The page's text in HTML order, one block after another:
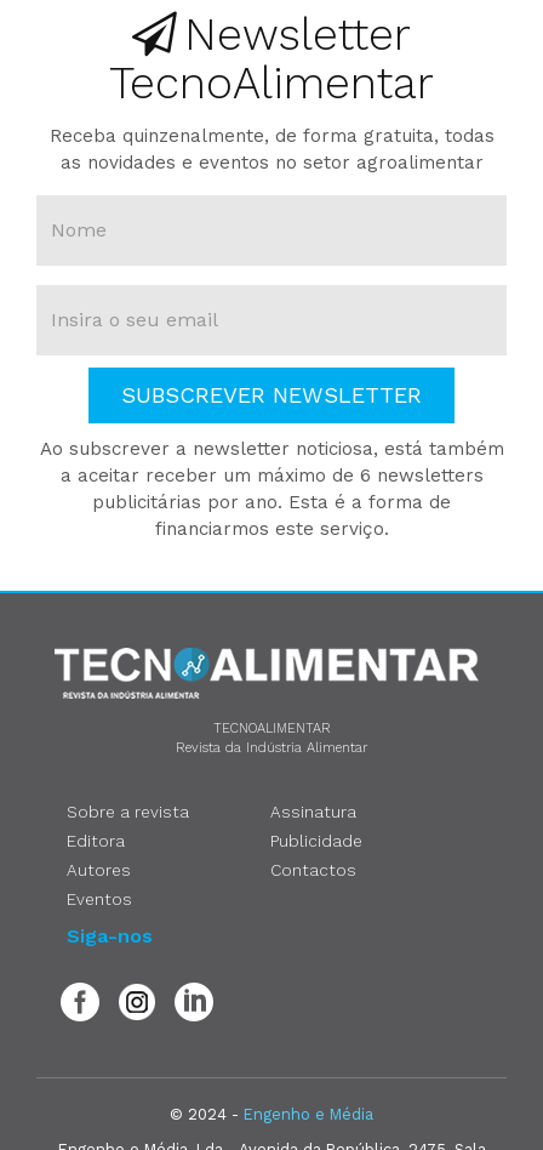
Newsletter
TecnoAlimentar
Receba quinzenalmente, de forma gratuita, todas
as novidades e eventos no setor agroalimentar
SUBSCREVER NEWSLETTER
Ao subscrever a newsletter noticiosa, está também
a aceitar receber um máximo de 6 newsletters
publicitárias por ano. Esta é a forma de
financiarmos este serviço.
TECNOALIMENTAR
Revista da Indústria Alimentar
Sobre a revista
Editora
Autores
Eventos
Assinatura
Publicidade
Contactos
Siga-nos
© 2024 - Engenho e Média